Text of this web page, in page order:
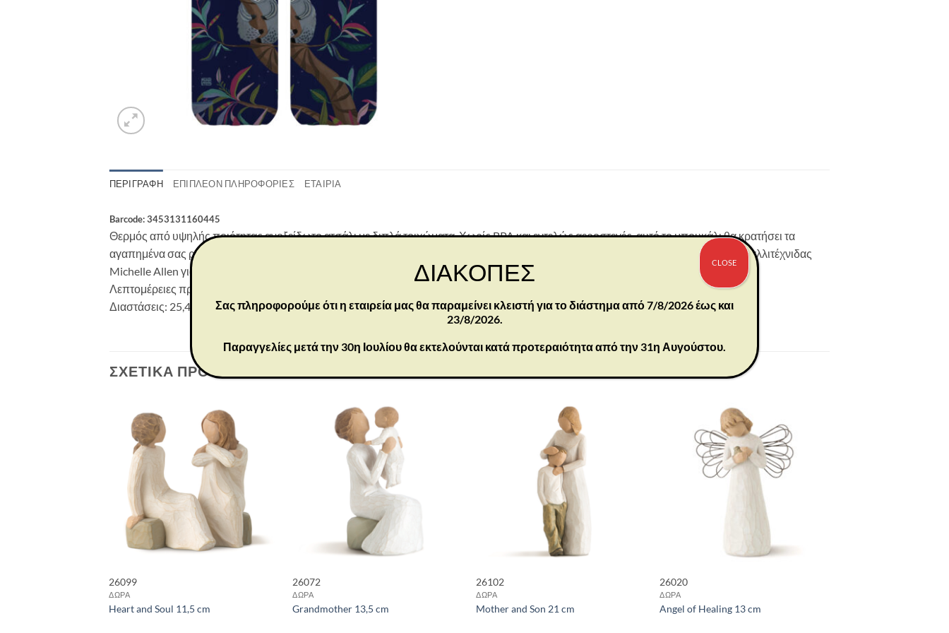
ΠΕΡΙΓΡΑΦΉ ΕΠΙΠΛΈΟΝ ΠΛΗΡΟΦΟΡΊΕΣ ΕΤΑΙΡΊΑ
Barcode: 3453131160445
Θερμός από υψηλής ποιότητας ανοξείδωτο ατσάλι με διπλά τοιχώματα. Χωρίς BPA και εντελώς αεροστεγές, αυτό το μπουκάλι θα κρατήσει τα
αγαπημένα σας ροφήματα ζεστά ή κρύα για 12-24 ώρες αντίστοιχα. Χωρητικότητα: 500 ml. Πρωτότυπο και πολύχρωμο σχέδιο της καλλιτέχνιδας
Michelle Allen για τη συλλογή Allen Designs.
Λεπτομέρειες προϊόντος:
Διαστάσεις: 25,4×5 εκ
ΣΧΕΤΙΚΆ ΠΡΟΪΌΝΤΑ
26099
ΔΩΡΑ
Heart and Soul 11,5 cm
26072
ΔΩΡΑ
Grandmother 13,5 cm
26102
ΔΩΡΑ
Mother and Son 21 cm
26020
ΔΩΡΑ
Angel of Healing 13 cm
ΔΙΑΚΟΠΕΣ
Σας πληροφορούμε ότι η εταιρεία μας θα παραμείνει κλειστή για το διάστημα από 7/8/2026 έως και
23/8/2026.
Παραγγελίες μετά την 30η Ιουλίου θα εκτελούνται κατά προτεραιότητα από την 31η Αυγούστου.
CLOSE